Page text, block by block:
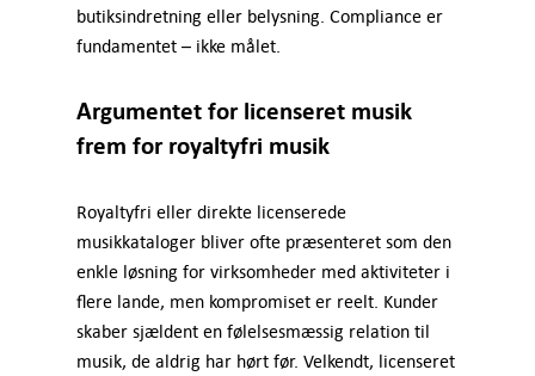
butiksindretning eller belysning. Compliance er
fundamentet – ikke målet.
Argumentet for licenseret musik
frem for royaltyfri musik
Royaltyfri eller direkte licenserede
musikkataloger bliver ofte præsenteret som den
enkle løsning for virksomheder med aktiviteter i
flere lande, men kompromiset er reelt. Kunder
skaber sjældent en følelsesmæssig relation til
musik, de aldrig har hørt før. Velkendt, licenseret